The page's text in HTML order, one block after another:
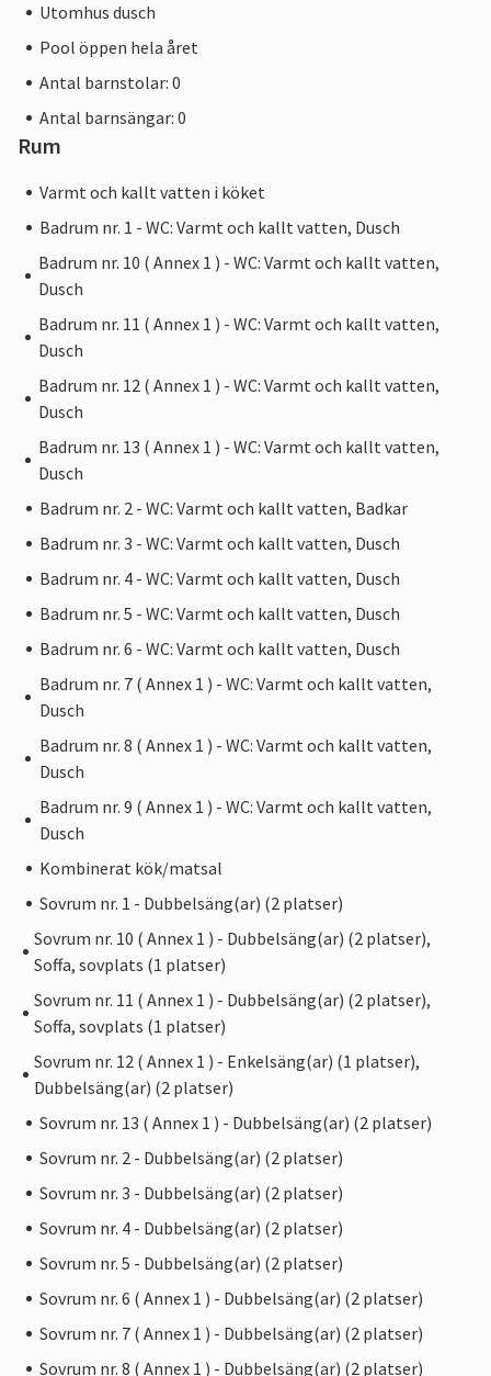
Utomhus dusch
Pool öppen hela året
Antal barnstolar: 0
Antal barnsängar: 0
Rum
Varmt och kallt vatten i köket
Badrum nr. 1 - WC: Varmt och kallt vatten, Dusch
Badrum nr. 10 ( Annex 1 ) - WC: Varmt och kallt vatten,
Dusch
Badrum nr. 11 ( Annex 1 ) - WC: Varmt och kallt vatten,
Dusch
Badrum nr. 12 ( Annex 1 ) - WC: Varmt och kallt vatten,
Dusch
Badrum nr. 13 ( Annex 1 ) - WC: Varmt och kallt vatten,
Dusch
Badrum nr. 2 - WC: Varmt och kallt vatten, Badkar
Badrum nr. 3 - WC: Varmt och kallt vatten, Dusch
Badrum nr. 4 - WC: Varmt och kallt vatten, Dusch
Badrum nr. 5 - WC: Varmt och kallt vatten, Dusch
Badrum nr. 6 - WC: Varmt och kallt vatten, Dusch
Badrum nr. 7 ( Annex 1 ) - WC: Varmt och kallt vatten,
Dusch
Badrum nr. 8 ( Annex 1 ) - WC: Varmt och kallt vatten,
Dusch
Badrum nr. 9 ( Annex 1 ) - WC: Varmt och kallt vatten,
Dusch
Kombinerat kök/matsal
Sovrum nr. 1 - Dubbelsäng(ar) (2 platser)
Sovrum nr. 10 ( Annex 1 ) - Dubbelsäng(ar) (2 platser),
Soffa, sovplats (1 platser)
Sovrum nr. 11 ( Annex 1 ) - Dubbelsäng(ar) (2 platser),
Soffa, sovplats (1 platser)
Sovrum nr. 12 ( Annex 1 ) - Enkelsäng(ar) (1 platser),
Dubbelsäng(ar) (2 platser)
Sovrum nr. 13 ( Annex 1 ) - Dubbelsäng(ar) (2 platser)
Sovrum nr. 2 - Dubbelsäng(ar) (2 platser)
Sovrum nr. 3 - Dubbelsäng(ar) (2 platser)
Sovrum nr. 4 - Dubbelsäng(ar) (2 platser)
Sovrum nr. 5 - Dubbelsäng(ar) (2 platser)
Sovrum nr. 6 ( Annex 1 ) - Dubbelsäng(ar) (2 platser)
Sovrum nr. 7 ( Annex 1 ) - Dubbelsäng(ar) (2 platser)
Sovrum nr. 8 ( Annex 1 ) - Dubbelsäng(ar) (2 platser)